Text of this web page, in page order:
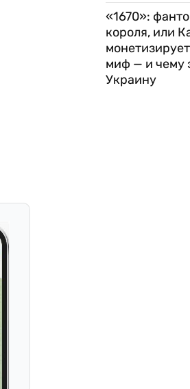
«1670»:
короля, или
миф — и чему
Украину